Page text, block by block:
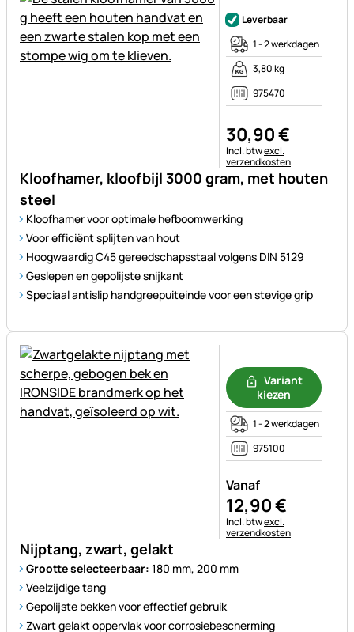
Kloofhamer, kloofbijl 3000 gram, met houten
steel
Kloofhamer voor optimale hefboomwerking
Voor efficiënt splijten van hout
Hoogwaardig C45 gereedschapsstaal volgens DIN 5129
Geslepen en gepolijste snijkant
Speciaal antislip handgreepuiteinde voor een stevige grip
Leverbaar
1 - 2 werkdagen
3,80 kg
975470
30,90€
Belastinginformatie:
Incl. btwexcl.
verzendkosten
Nijptang, zwart, gelakt
Grootte selecteerbaar: 180 mm, 200 mm
Veelzijdige tang
Gepolijste bekken voor effectief gebruik
Zwart gelakt oppervlak voor corrosiebescherming
Variant
kiezen
1 - 2 werkdagen
975100
Vanaf
12,90€
Belastinginformatie:
Incl. btwexcl.
verzendkosten